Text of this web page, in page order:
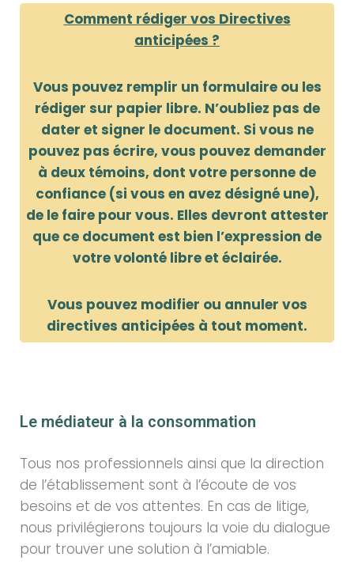
Comment rédiger vos Directives
anticipées ?
Vous pouvez remplir un formulaire ou les
rédiger sur papier libre. N’oubliez pas de
dater et signer le document. Si vous ne
pouvez pas écrire, vous pouvez demander
à deux témoins, dont votre personne de
confiance (si vous en avez désigné une),
de le faire pour vous. Elles devront attester
que ce document est bien l’expression de
votre volonté libre et éclairée.
Vous pouvez modifier ou annuler vos
directives anticipées à tout moment.
Le médiateur à la consommation
Tous nos professionnels ainsi que la direction
de l’établissement sont à l’écoute de vos
besoins et de vos attentes. En cas de litige,
nous privilégierons toujours la voie du dialogue
pour trouver une solution à l’amiable.